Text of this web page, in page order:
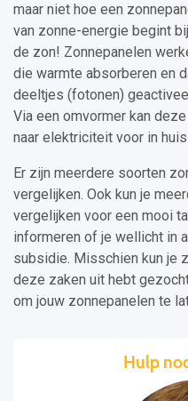
maar niet hoe een
van zonne-energie begint
de zon! Zonnepanelen
die warmte absorberen en
deeltjes (fotonen)
Via een omvormer kan
naar elektriciteit voor in
Er zijn meerdere soorten
vergelijken. Ook kun je
vergelijken voor een mooi
informeren of je wellicht in
subsidie. Misschien kun je
deze zaken uit hebt
om jouw zonnepanelen te
Hulp